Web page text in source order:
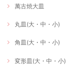
萬古焼大皿
丸皿(大・中・小)
角皿(大・中・小)
変形皿(大・中・小)